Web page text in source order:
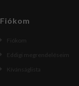
Fiókom
Fiókom
Eddigi megrendeléseim
Kívánságlista